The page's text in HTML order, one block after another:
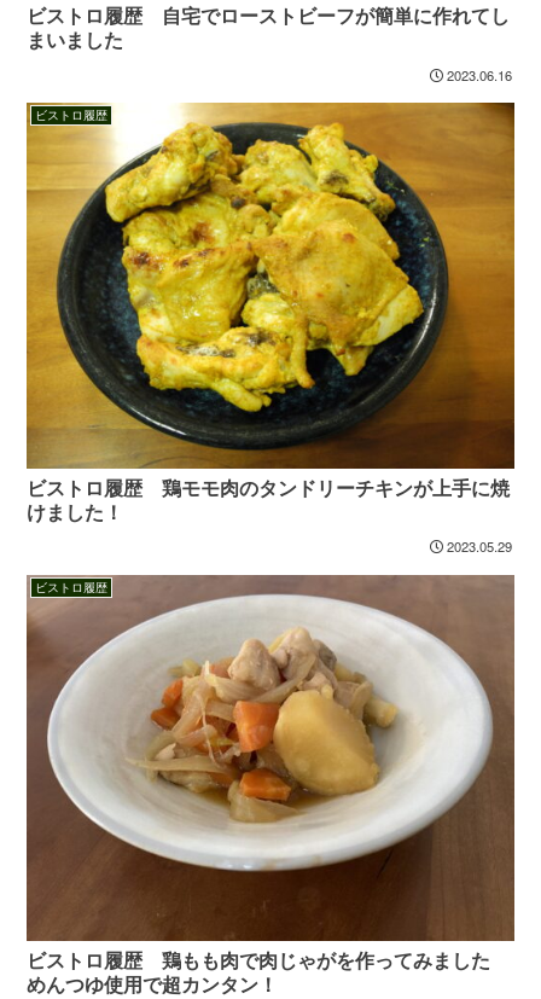
ビストロ履歴 自宅でローストビーフが簡単に作れてし
まいました
2023.06.16
ビストロ履歴
ビストロ履歴 鶏モモ肉のタンドリーチキンが上手に焼
けました！
2023.05.29
ビストロ履歴
ビストロ履歴 鶏もも肉で肉じゃがを作ってみました
めんつゆ使用で超カンタン！